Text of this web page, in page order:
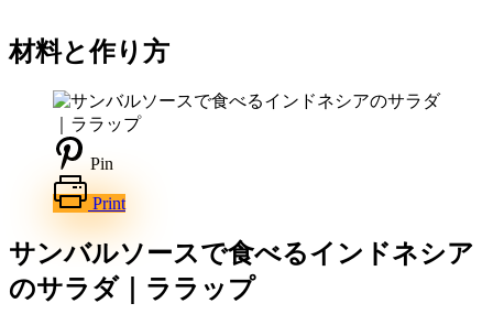
材料と作り方
Pin
Print
サンバルソースで食べるインドネシア
のサラダ｜ララップ